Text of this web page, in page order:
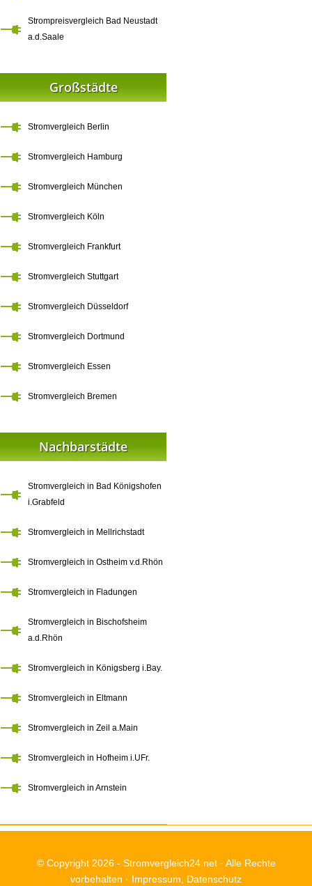
Strompreisvergleich Bad Neustadt
a.d.Saale
Großstädte
Stromvergleich Berlin
Stromvergleich Hamburg
Stromvergleich München
Stromvergleich Köln
Stromvergleich Frankfurt
Stromvergleich Stuttgart
Stromvergleich Düsseldorf
Stromvergleich Dortmund
Stromvergleich Essen
Stromvergleich Bremen
Nachbarstädte
Stromvergleich in Bad Königshofen
i.Grabfeld
Stromvergleich in Mellrichstadt
Stromvergleich in Ostheim v.d.Rhön
Stromvergleich in Fladungen
Stromvergleich in Bischofsheim
a.d.Rhön
Stromvergleich in Königsberg i.Bay.
Stromvergleich in Eltmann
Stromvergleich in Zeil a.Main
Stromvergleich in Hofheim i.UFr.
Stromvergleich in Arnstein
© Copyright 2026 - Stromvergleich24.net· Alle Rechte
vorbehalten · Impressum Datenschutz